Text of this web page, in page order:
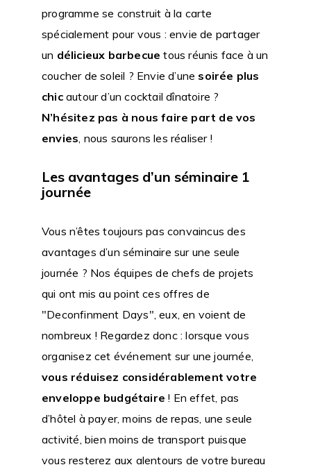
programme se construit à la carte
spécialement pour vous : envie de partager
un délicieux barbecue tous réunis face à un
coucher de soleil ? Envie d’une soirée plus
chicautour d’un cocktail dînatoire ?
N’hésitez pas à nous faire part de vos
envies , nous saurons les réaliser !
Les avantages d’un séminaire 1
journée
Vous n’êtes toujours pas convaincus des
avantages d’un séminaire sur une seule
journée ? Nos équipes de chefs de projets
qui ont mis au point ces offres de
"Deconfinment Days", eux, en voient de
nombreux ! Regardez donc : lorsque vous
organisez cet événement sur une journée,
vous réduisez considérablement votre
enveloppe budgétaire ! En effet, pas
d’hôtel à payer, moins de repas, une seule
activité, bien moins de transport puisque
vous resterez aux alentours de votre bureau